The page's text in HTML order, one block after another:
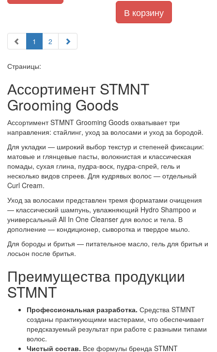
В корзину
1 2
Страницы:
Ассортимент STMNT
Grooming Goods
Ассортимент STMNT Grooming Goods охватывает три
направления: стайлинг, уход за волосами и уход за бородой.
Для укладки — широкий выбор текстур и степеней фиксации:
матовые и глянцевые пасты, волокнистая и классическая
помады, сухая глина, пудра-воск, пудра-спрей, гель и
несколько видов спреев. Для кудрявых волос — отдельный
Curl Cream.
Уход за волосами представлен тремя форматами очищения
— классический шампунь, увлажняющий Hydro Shampoo и
универсальный All In One Cleanser для волос и тела. В
дополнение — кондиционер, сыворотка и твердое мыло.
Для бороды и бритья — питательное масло, гель для бритья и
лосьон после бритья.
Преимущества продукции
STMNT
Профессиональная разработка. Средства STMNT
созданы практикующими мастерами, что обеспечивает
предсказуемый результат при работе с разными типами
волос.
Чистый состав. Все формулы бренда STMNT